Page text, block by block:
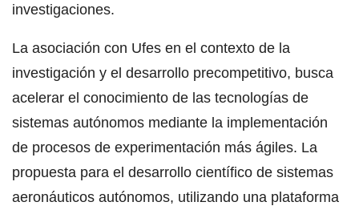
investigaciones.
La asociación con Ufes en el contexto de la
investigación y el desarrollo precompetitivo, busca
acelerar el conocimiento de las tecnologías de
sistemas autónomos mediante la implementación
de procesos de experimentación más ágiles. La
propuesta para el desarrollo científico de sistemas
aeronáuticos autónomos, utilizando una plataforma